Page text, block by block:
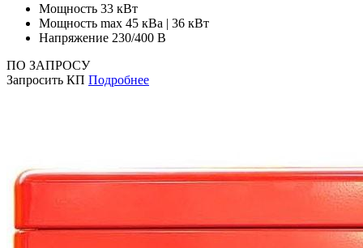
Мощность 33 кВт
Мощность max 45 кВа | 36 кВт
Напряжение 230/400 В
ПО ЗАПРОСУ
Запросить КП Подробнее